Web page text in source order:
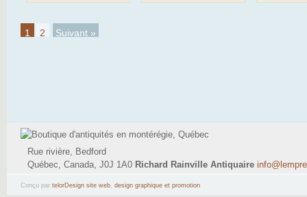
1 2 Suivant »
Rue rivière, Bedford
Québec, Canada, J0J 1A0 Richard Rainville Antiquaire
(514) 795-9484
Conçu par telorDesign site web, design graphique et promotion